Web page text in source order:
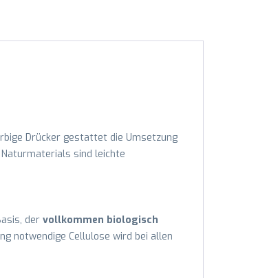
Drücker gestattet die Umsetzung
sind leichte
der vollkommen biologisch
notwendige Cellulose wird bei allen